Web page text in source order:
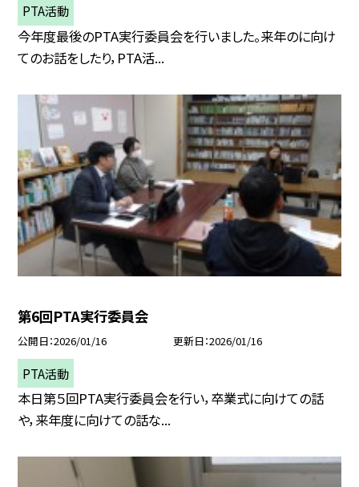
PTA活動
今年度最後のPTA実行委員会を行いました。来年のに向け
てのお話をしたり，PTA活...
第6回PTA実行委員会
公開日 2026/01/16 更新日 2026/01/16
PTA活動
本日第５回PTA実行委員会を行い，卒業式に向けての話
や，来年度に向けての話な...